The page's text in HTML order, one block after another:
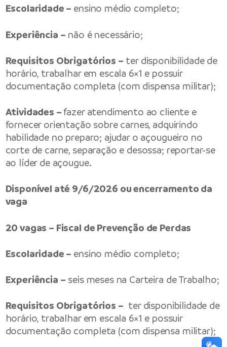
Escolaridade – ensino médio completo;
Experiência – não é necessário;
Requisitos Obrigatórios – ter disponibilidade de
horário, trabalhar em escala 6×1 e possuir
documentação completa (com dispensa militar);
Atividades –fazer atendimento ao cliente e
fornecer orientação sobre carnes, adquirindo
habilidade no preparo; ajudar o açougueiro no
corte de carne, separação e desossa; reportar-se
ao líder de açougue.
Disponível até 9/6/2026 ou encerramento da
vaga
20 vagas – Fiscal de Prevenção de Perdas
Escolaridade – ensino médio completo;
Experiência – seis meses na Carteira de Trabalho;
Requisitos Obrigatórios – ter disponibilidade de
horário, trabalhar em escala 6×1 e possuir
documentação completa (com dispensa militar);